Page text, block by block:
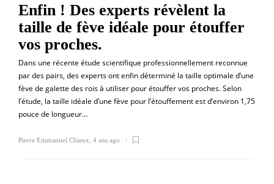
Enfin ! Des experts révèlent la
taille de fève idéale pour étouffer
vos proches.
Dans une récente étude scientifique professionnellement reconnue
par des pairs, des experts ont enfin déterminé la taille optimale d’une
fève de galette des rois à utiliser pour étouffer vos proches. Selon
l’étude, la taille idéale d’une fève pour l’étouffement est d’environ 1,75
pouce de longueur…
Pierre Emmanuel Chieux 4 ans ago